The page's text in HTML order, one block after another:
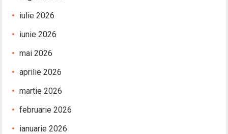
iulie 2026
iunie 2026
mai 2026
aprilie 2026
martie 2026
februarie 2026
ianuarie 2026